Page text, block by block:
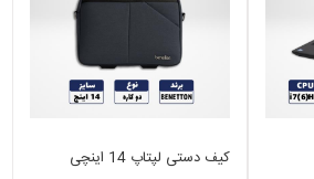
کیف دستی لپتاپ 14 اینچی